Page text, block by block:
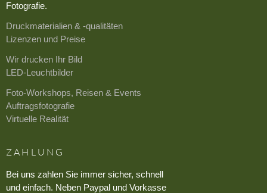
Fotografie.
Druckmaterialien & -qualitäten
Lizenzen und Preise
Wir drucken Ihr Bild
LED-Leuchtbilder
Foto-Workshops, Reisen & Events
Auftragsfotografie
Virtuelle Realität
ZAHLUNG
Bei uns zahlen Sie immer sicher, schnell
und einfach. Neben Paypal und Vorkasse